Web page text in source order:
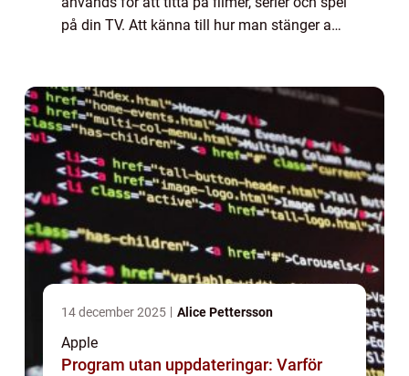
på din TV. Att känna till hur man stänger av
14 december 2025 Alice Pettersson
Apple
Program utan uppdateringar: Varför